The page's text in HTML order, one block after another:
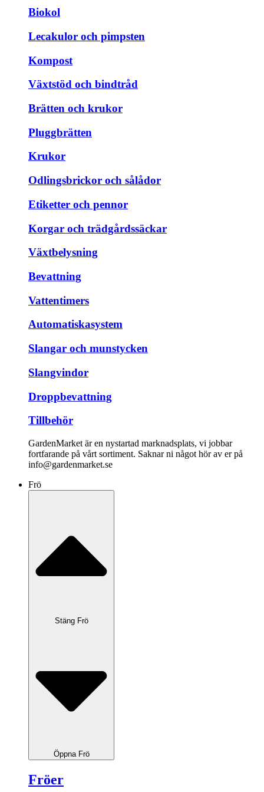
Biokol
Lecakulor och pimpsten
Kompost
Växtstöd och bindtråd
Brätten och krukor
Pluggbrätten
Krukor
Odlingsbrickor och sålådor
Etiketter och pennor
Korgar och trädgårdssäckar
Växtbelysning
Bevattning
Vattentimers
Automatiskasystem
Slangar och munstycken
Slangvindor
Droppbevattning
Tillbehör
GardenMarket är en nystartad marknadsplats, vi jobbar
fortfarande på vårt sortiment. Saknar ni något hör av er på
info@gardenmarket.se
Frö
Stäng Frö
Öppna Frö
Fröer